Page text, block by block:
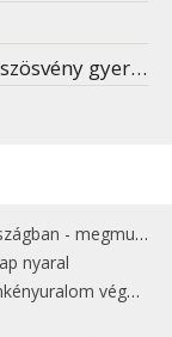
gyerekeknek
a 15 legjobbat
nyaral
végét jelentette